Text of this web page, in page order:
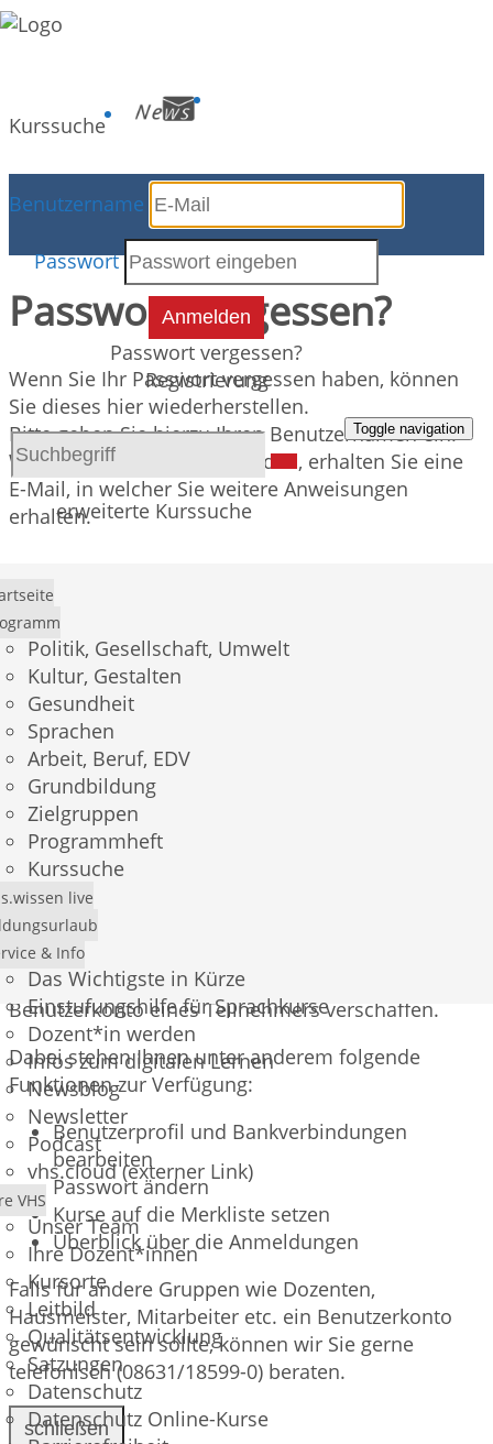
Kurssuche
Benutzername
Passwort
Anmelden
Passwort vergessen?
Registrierung
erweiterte Kurssuche
Toggle navigation
Politik, Gesellschaft, Umwelt
Kultur, Gestalten
Gesundheit
Sprachen
Arbeit, Beruf, EDV
Grundbildung
Zielgruppen
Programmheft
Kurssuche
live
& Info
Das Wichtigste in Kürze
Einstufungshilfe für Sprachkurse
Dozent*in werden
Infos zum digitalen Lernen
Newsblog
Newsletter
Podcast
vhs.cloud (externer Link)
VHS
Unser Team
Ihre Dozent*innen
Kursorte
Leitbild
Qualitätsentwicklung
Satzungen
Datenschutz
Datenschutz Online-Kurse
Kursdetails
Passwort vergessen?
Wenn Sie Ihr Passwort vergessen haben, können
Sie dieses hier wiederherstellen.
Bitte geben Sie hierzu Ihren Benutzernamen ein.
Wenn Sie diese Seite absenden, erhalten Sie eine
E-Mail, in welcher Sie weitere Anweisungen
erhalten.
Benutzername
Neues Passwort erstellen
Demo-Login
Mit dem Benutzer
andresskönnen Sie sich einen Überblick über das
Benutzerkonto eines Teilnehmers verschaffen.
Dabei stehen Ihnen unter anderem folgende
Funktionen zur Verfügung:
Benutzerprofil und Bankverbindungen
bearbeiten
Passwort ändern
Kurse auf die Merkliste setzen
Überblick über die Anmeldungen
Falls für andere Gruppen wie Dozenten,
Hausmeister, Mitarbeiter etc. ein Benutzerkonto
gewünscht sein sollte, können wir Sie gerne
telefonisch (08631/18599-0) beraten.
schließen